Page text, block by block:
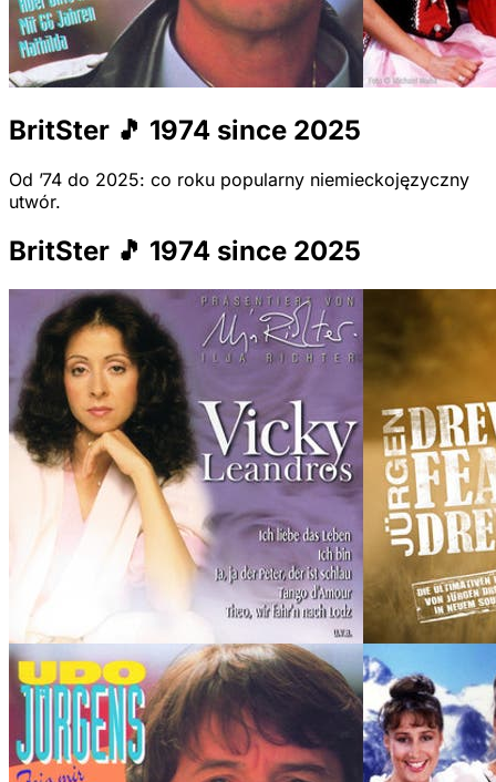
BritSter 🎵 1974 since 2025
Od ’74 do 2025: co roku popularny niemieckojęzyczny
utwór.
BritSter 🎵 1974 since 2025